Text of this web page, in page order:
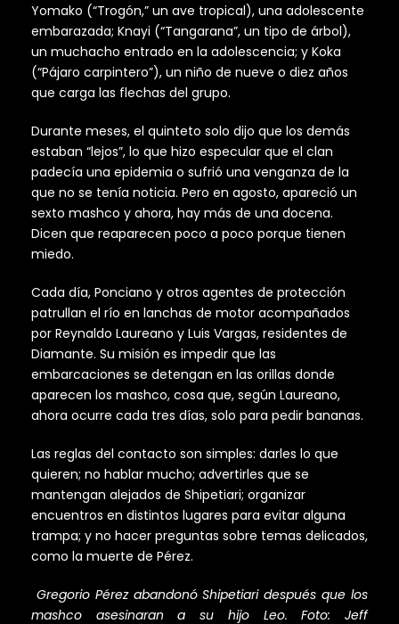
Yomako (“Trogón,” un ave tropical), una adolescente
embarazada; Knayi (“Tangarana”, un tipo de árbol),
un muchacho entrado en la adolescencia; y Koka
(“Pájaro carpintero”), un niño de nueve o diez años
que carga las flechas del grupo.
Durante meses, el quinteto solo dijo que los demás
estaban “lejos”, lo que hizo especular que el clan
padecía una epidemia o sufrió una venganza de la
que no se tenía noticia. Pero en agosto, apareció un
sexto mashco y ahora, hay más de una docena.
Dicen que reaparecen poco a poco porque tienen
miedo.
Cada día, Ponciano y otros agentes de protección
patrullan el río en lanchas de motor acompañados
por Reynaldo Laureano y Luis Vargas, residentes de
Diamante. Su misión es impedir que las
embarcaciones se detengan en las orillas donde
aparecen los mashco, cosa que, según Laureano,
ahora ocurre cada tres días, solo para pedir bananas.
Las reglas del contacto son simples: darles lo que
quieren; no hablar mucho; advertirles que se
mantengan alejados de Shipetiari; organizar
encuentros en distintos lugares para evitar alguna
trampa; y no hacer preguntas sobre temas delicados,
como la muerte de Pérez.
Gregorio Pérez abandonó Shipetiari después que los
mashco asesinaran a su hijo Leo.Foto: Jeff